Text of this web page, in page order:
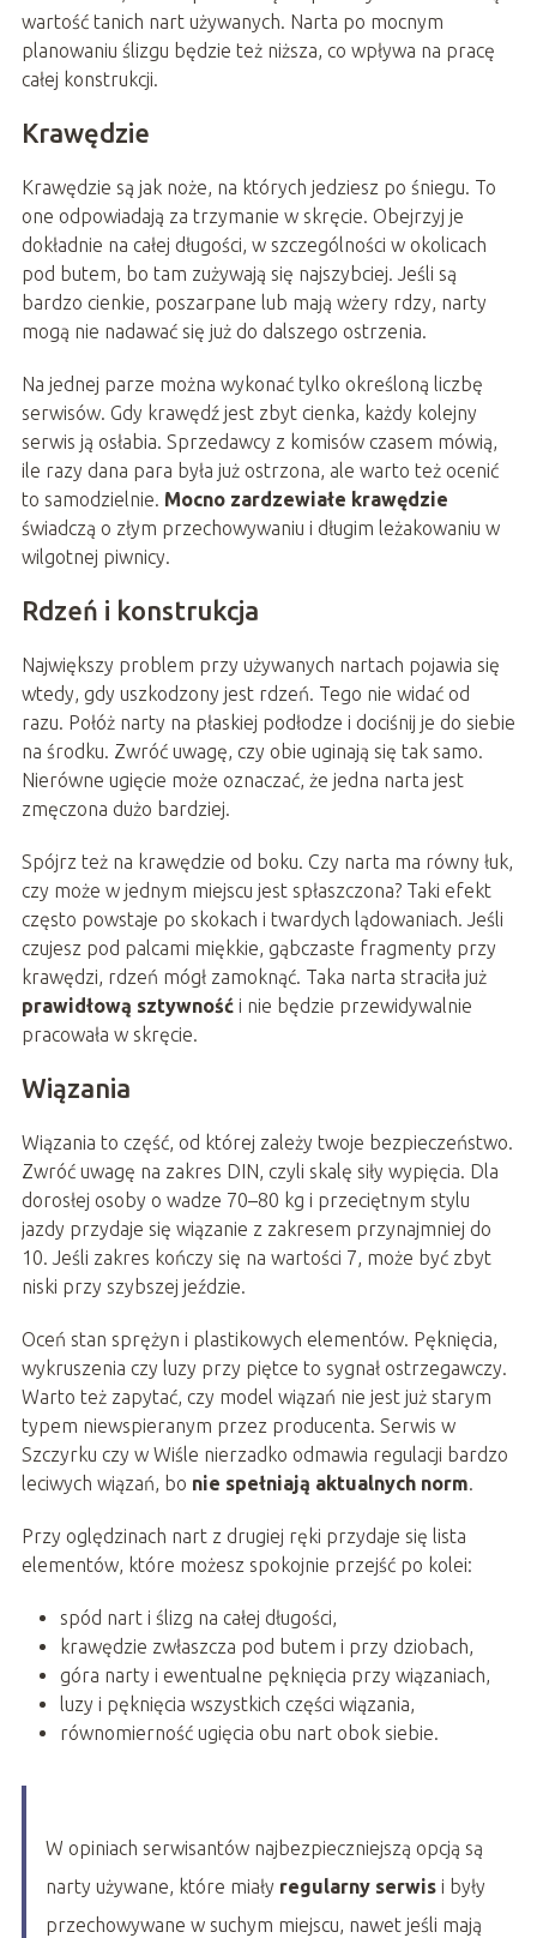
wartość tanich nart używanych. Narta po mocnym
planowaniu ślizgu będzie też niższa, co wpływa na pracę
całej konstrukcji.
Krawędzie
Krawędzie są jak noże, na których jedziesz po śniegu. To
one odpowiadają za trzymanie w skręcie. Obejrzyj je
dokładnie na całej długości, w szczególności w okolicach
pod butem, bo tam zużywają się najszybciej. Jeśli są
bardzo cienkie, poszarpane lub mają wżery rdzy, narty
mogą nie nadawać się już do dalszego ostrzenia.
Na jednej parze można wykonać tylko określoną liczbę
serwisów. Gdy krawędź jest zbyt cienka, każdy kolejny
serwis ją osłabia. Sprzedawcy z komisów czasem mówią,
ile razy dana para była już ostrzona, ale warto też ocenić
to samodzielnie. Mocno zardzewiałe krawędzie
świadczą o złym przechowywaniu i długim leżakowaniu w
wilgotnej piwnicy.
Rdzeń i konstrukcja
Największy problem przy używanych nartach pojawia się
wtedy, gdy uszkodzony jest rdzeń. Tego nie widać od
razu. Połóż narty na płaskiej podłodze i dociśnij je do siebie
na środku. Zwróć uwagę, czy obie uginają się tak samo.
Nierówne ugięcie może oznaczać, że jedna narta jest
zmęczona dużo bardziej.
Spójrz też na krawędzie od boku. Czy narta ma równy łuk,
czy może w jednym miejscu jest spłaszczona? Taki efekt
często powstaje po skokach i twardych lądowaniach. Jeśli
czujesz pod palcami miękkie, gąbczaste fragmenty przy
krawędzi, rdzeń mógł zamoknąć. Taka narta straciła już
prawidłową sztywnośći nie będzie przewidywalnie
pracowała w skręcie.
Wiązania
Wiązania to część, od której zależy twoje bezpieczeństwo.
Zwróć uwagę na zakres DIN, czyli skalę siły wypięcia. Dla
dorosłej osoby o wadze 70–80 kg i przeciętnym stylu
jazdy przydaje się wiązanie z zakresem przynajmniej do
10. Jeśli zakres kończy się na wartości 7, może być zbyt
niski przy szybszej jeździe.
Oceń stan sprężyn i plastikowych elementów. Pęknięcia,
wykruszenia czy luzy przy piętce to sygnał ostrzegawczy.
Warto też zapytać, czy model wiązań nie jest już starym
typem niewspieranym przez producenta. Serwis w
Szczyrku czy w Wiśle nierzadko odmawia regulacji bardzo
leciwych wiązań, bo nie spełniają aktualnych norm.
Przy oględzinach nart z drugiej ręki przydaje się lista
elementów, które możesz spokojnie przejść po kolei:
spód nart i ślizg na całej długości,
krawędzie zwłaszcza pod butem i przy dziobach,
góra narty i ewentualne pęknięcia przy wiązaniach,
luzy i pęknięcia wszystkich części wiązania,
równomierność ugięcia obu nart obok siebie.
W opiniach serwisantów najbezpieczniejszą opcją są
narty używane, które miały regularny serwisi były
przechowywane w suchym miejscu, nawet jeśli mają